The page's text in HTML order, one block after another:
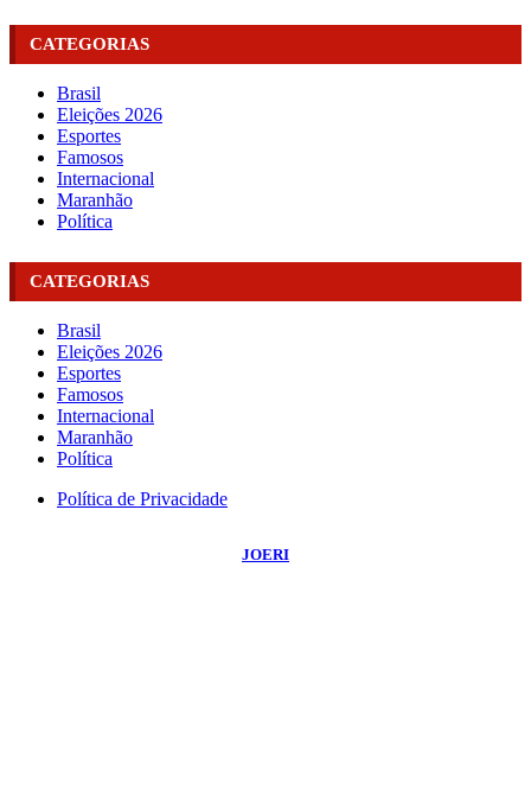
CATEGORIAS
Brasil
Eleições 2026
Esportes
Famosos
Internacional
Maranhão
Política
CATEGORIAS
Brasil
Eleições 2026
Esportes
Famosos
Internacional
Maranhão
Política
Política de Privacidade
JOERI